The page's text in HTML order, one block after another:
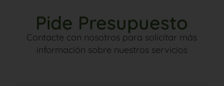
Pide Presupuesto
Contacte con nosotros para solicitar más
información sobre nuestros servicios